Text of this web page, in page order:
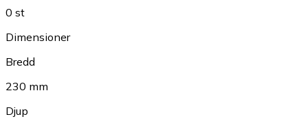
0 st
Dimensioner
Bredd
230 mm
Djup